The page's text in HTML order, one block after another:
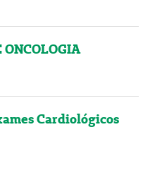
ONCOLOGIA
Cardiológicos